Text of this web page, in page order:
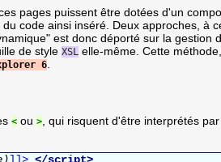
pages puissent être dotées d'un
code ainsi inséré. Deux approches,
est donc déporté sur la gestion
de styleXSL elle-même. Cette
6
<ou >, qui risquent d'être interprétés par
]]> </script>